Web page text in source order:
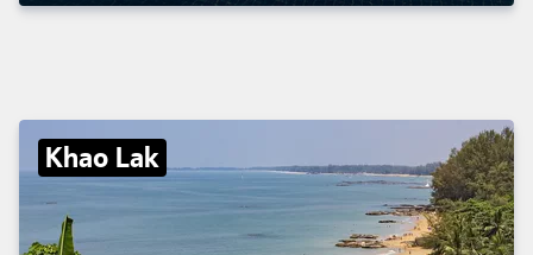
Khao Lak